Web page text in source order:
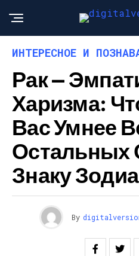
ИНТЕРЕСНОЕ И
Рак —
Харизма:
Вас Умнее
Остальных
Знаку
By